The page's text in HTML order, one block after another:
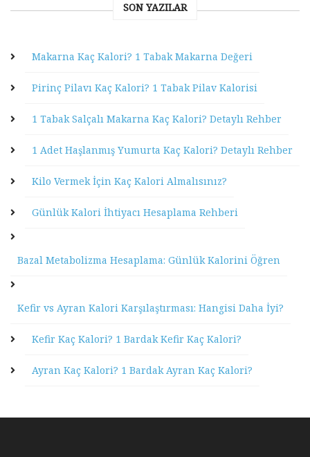
SON YAZILAR
Makarna Kaç Kalori? 1 Tabak Makarna Değeri
Pirinç Pilavı Kaç Kalori? 1 Tabak Pilav Kalorisi
1 Tabak Salçalı Makarna Kaç Kalori? Detaylı Rehber
1 Adet Haşlanmış Yumurta Kaç Kalori? Detaylı Rehber
Kilo Vermek İçin Kaç Kalori Almalısınız?
Günlük Kalori İhtiyacı Hesaplama Rehberi
Bazal Metabolizma Hesaplama: Günlük Kalorini Öğren
Kefir vs Ayran Kalori Karşılaştırması: Hangisi Daha İyi?
Kefir Kaç Kalori? 1 Bardak Kefir Kaç Kalori?
Ayran Kaç Kalori? 1 Bardak Ayran Kaç Kalori?